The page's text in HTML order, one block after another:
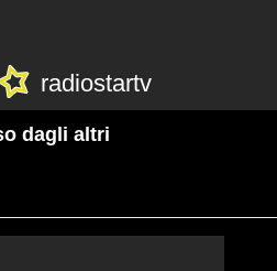
radiostartv
dagli altri